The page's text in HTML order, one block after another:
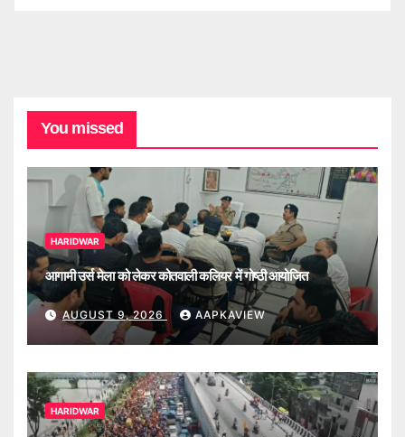
You missed
HARIDWAR
आगामी उर्स मेला को लेकर कोतवाली कलियर में गोष्ठी आयोजित
AUGUST 9, 2026 AAPKAVIEW
HARIDWAR